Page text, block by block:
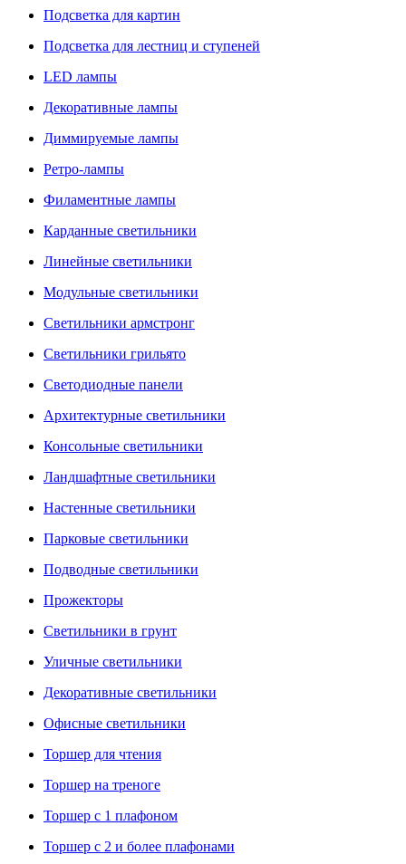
Подсветка для картин
Подсветка для лестниц и ступеней
LED лампы
Декоративные лампы
Диммируемые лампы
Ретро-лампы
Филаментные лампы
Карданные светильники
Линейные светильники
Модульные светильники
Светильники армстронг
Светильники грильято
Светодиодные панели
Архитектурные светильники
Консольные светильники
Ландшафтные светильники
Настенные светильники
Парковые светильники
Подводные светильники
Прожекторы
Светильники в грунт
Уличные светильники
Декоративные светильники
Офисные светильники
Торшер для чтения
Торшер на треноге
Торшер с 1 плафоном
Торшер с 2 и более плафонами